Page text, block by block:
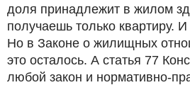
доля принадлежит в жилом
получаешь только квартиру.
Но в Законе о жилищных
это осталось. А статья 77
любой закон и нормативно-